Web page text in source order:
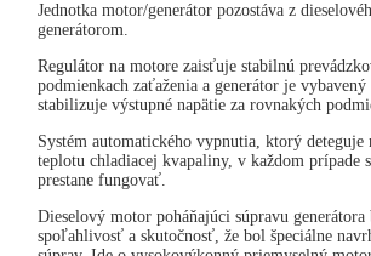
Jednotka motor/generátor pozostáva z
generátorom.
Regulátor na motore zaisťuje stabilnú
podmienkach zaťaženia a generátor je
stabilizuje výstupné napätie za rovnakých
Systém automatického vypnutia, ktorý
teplotu chladiacej kvapaliny, v každom prípade
prestane fungovať.
Dieselový motor poháňajúci súpravu
spoľahlivosť a skutočnosť, že bol špeciálne